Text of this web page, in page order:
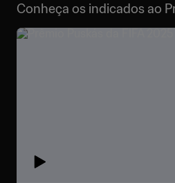
Conheça os indicados ao
uskás